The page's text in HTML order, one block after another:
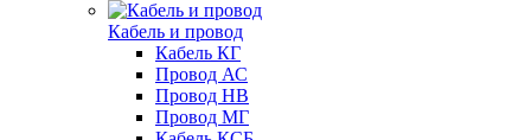
Кабель и провод
Кабель КГ
Провод АС
Провод НВ
Провод МГ